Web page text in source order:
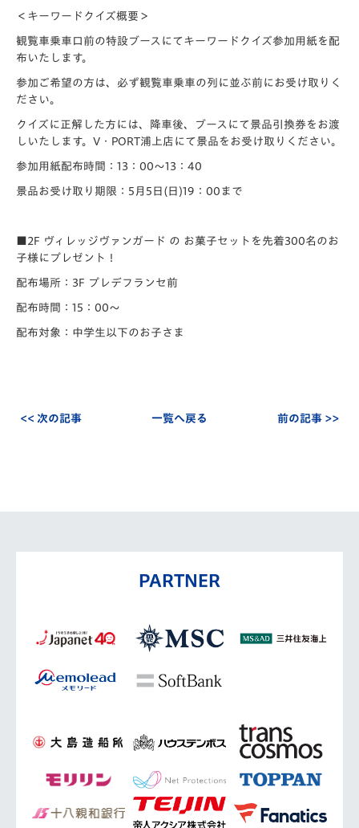
＜キーワードクイズ概要＞
観覧車乗車口前の特設ブースにてキーワードクイズ参加用紙を配
布いたします。
参加ご希望の方は、必ず観覧車乗車の列に並ぶ前にお受け取りく
ださい。
クイズに正解した方には、降車後、ブースにて景品引換券をお渡
しいたします。V・PORT浦上店にて景品をお受け取りください。
参加用紙配布時間：13：00～13：40
景品お受け取り期限：5月5日(日)19：00まで
■2F ヴィレッジヴァンガード の お菓子セットを先着300名のお
子様にプレゼント！
配布場所：3F プレデフランセ前
配布時間：15：00～
配布対象：中学生以下のお子さま
<< 次の記事 一覧へ戻る 前の記事 >>
PARTNER